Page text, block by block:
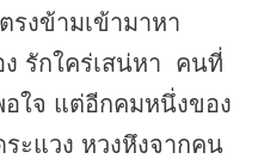
งข้ามเข้ามาหา
รักใคร่เสน่หา คนที่
ใจ แต่อีกคมหนึ่งของ
ะแวง หวงหึงจากคน